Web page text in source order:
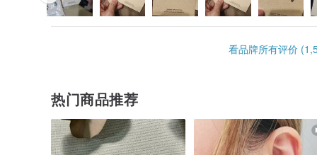
看品牌所有评价
热门商品推荐